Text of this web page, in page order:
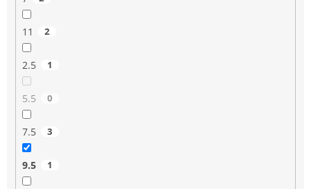
11 2
2.5 1
5.5 0
7.5 3
9.5 1